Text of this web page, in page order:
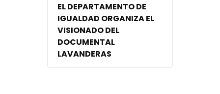
EL DEPARTAMENTO DE
IGUALDAD ORGANIZA EL
VISIONADO DEL
DOCUMENTAL
LAVANDERAS